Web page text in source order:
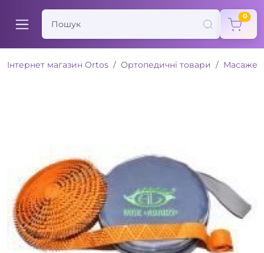
0
Інтернет магазин Ortos Ортопедичні товари